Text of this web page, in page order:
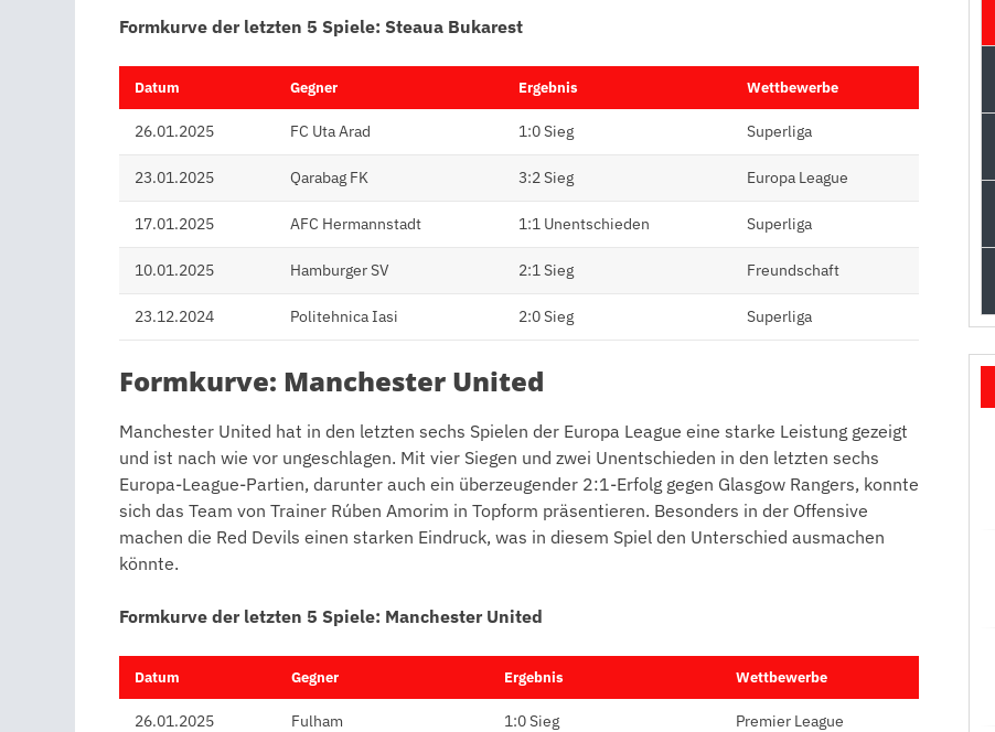
Formkurve der letzten 5 Spiele: Steaua Bukarest
Datum Gegner Ergebnis Wettbewerbe
26.01.2025 FC Uta Arad 1:0 Sieg Superliga
23.01.2025 Qarabag FK 3:2 Sieg Europa League
17.01.2025 AFC Hermannstadt 1:1 Unentschieden Superliga
10.01.2025 Hamburger SV 2:1 Sieg Freundschaft
23.12.2024 Politehnica Iasi 2:0 Sieg Superliga
Formkurve: Manchester United
Manchester United hat in den letzten sechs Spielen der Europa League eine starke Leistung gezeigt
und ist nach wie vor ungeschlagen. Mit vier Siegen und zwei Unentschieden in den letzten sechs
Europa-League-Partien, darunter auch ein überzeugender 2:1-Erfolg gegen Glasgow Rangers, konnte
sich das Team von Trainer Rúben Amorim in Topform präsentieren. Besonders in der Offensive
machen die Red Devils einen starken Eindruck, was in diesem Spiel den Unterschied ausmachen
könnte.
Formkurve der letzten 5 Spiele: Manchester United
Datum Gegner Ergebnis Wettbewerbe
26.01.2025 Fulham 1:0 Sieg Premier League